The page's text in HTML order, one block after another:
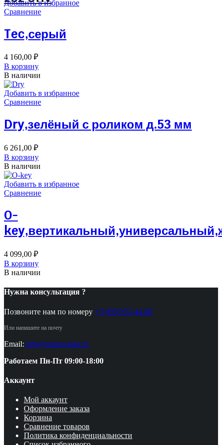
Добавить в избранное
Сравнение
Tec,серый
4 160,00 ₽
В корзину
В наличии
Добавить в избранное
Сравнение
Dry,зелёный с роликом д.53 мм
6 261,00 ₽
В корзину
В наличии
Добавить в избранное
Сравнение
O-
4 099,00 ₽
В корзину
В наличии
Нужна консультация ?
Позвоните нам по номеру +7(495)255-44-88
Или напишите на почту
Email: info@primeclean.ru
Работаем Пн-Пт 09:00-18:00
Аккаунт
Мой аккаунт
Оформление заказа
Корзина
Сравнение товаров
Политика конфиденциальности